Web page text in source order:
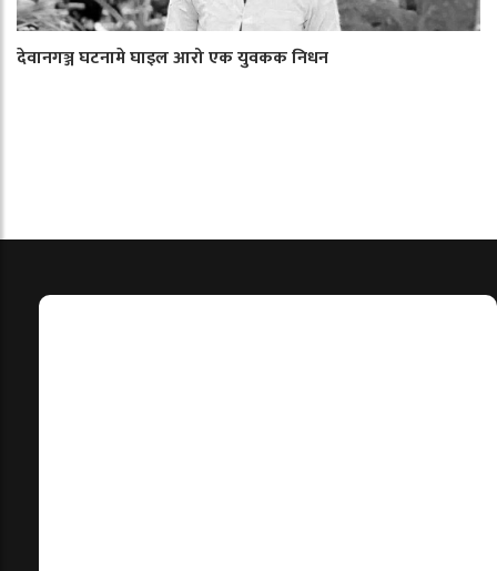
देवानगञ्ज घटनामे घाइल आरो एक युवकक निधन